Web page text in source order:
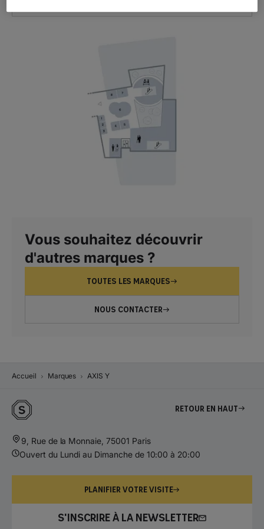
Vous souhaitez découvrir
d'autres marques ?
TOUTES LES MARQUES
NOUS CONTACTER
Accueil Marques AXIS Y
Retour en haut
9, Rue de la Monnaie, 75001 Paris
Ouvert du Lundi au Dimanche de 10:00 à 20:00
PLANIFIER VOTRE VISITE
S'INSCRIRE À LA NEWSLETTER